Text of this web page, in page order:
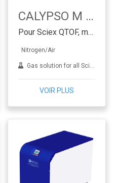
CALYPSO M 3G.SC
Pour Sciex QTOF, membrane
Nitrogen/Air
Gas solution for all Sciex LCMS excluding MD instruments
VOIR PLUS